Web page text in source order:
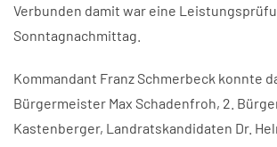
Verbunden damit war eine
Sonntagnachmittag.
Kommandant Franz Schmerbeck konnte
Bürgermeister Max Schadenfroh, 2.
Kastenberger, Landratskandidaten Dr.